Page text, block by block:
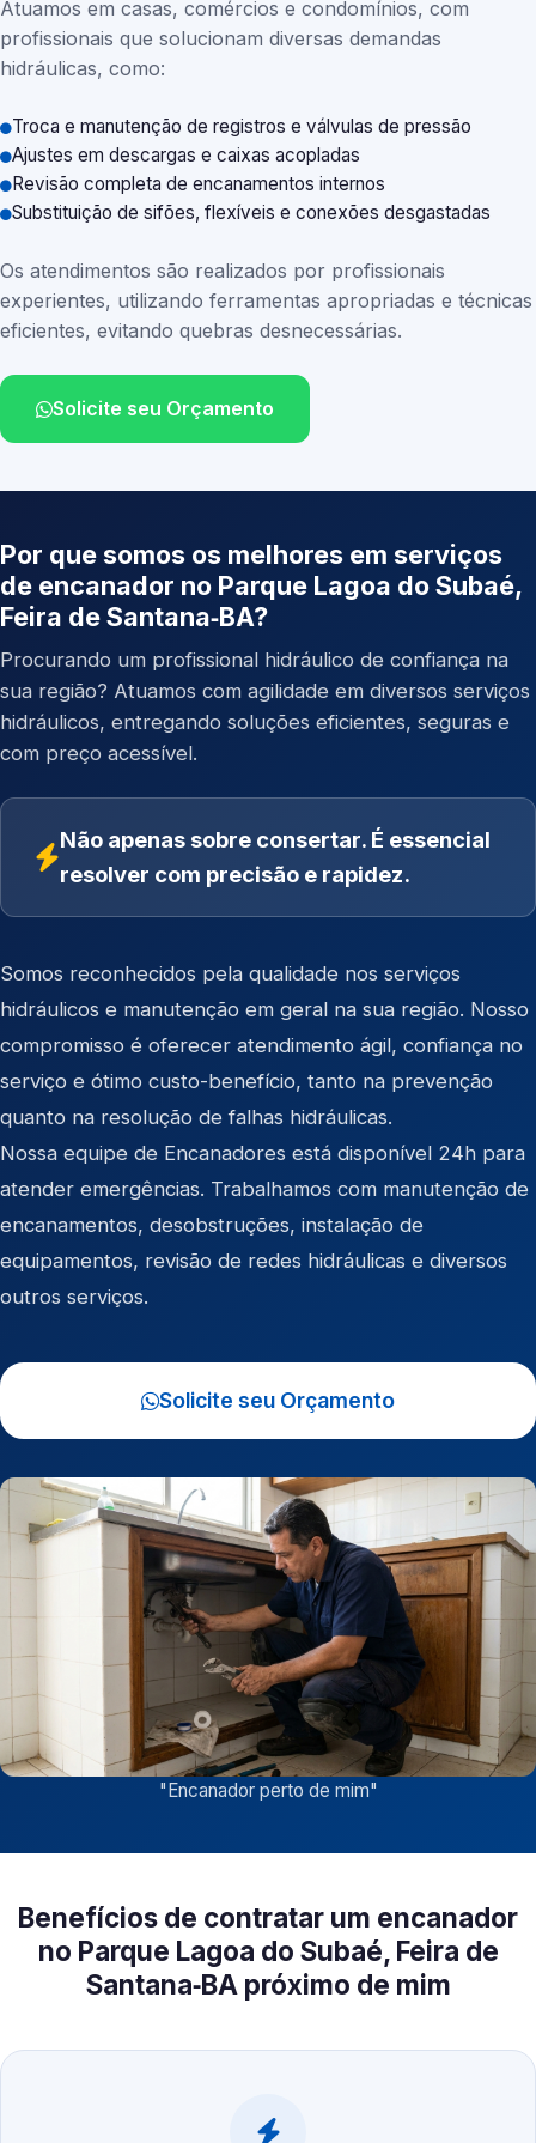
Atuamos em casas, comércios e condomínios, com
profissionais que solucionam diversas demandas
hidráulicas, como:
Troca e manutenção de registros e válvulas de pressão
Ajustes em descargas e caixas acopladas
Revisão completa de encanamentos internos
Substituição de sifões, flexíveis e conexões desgastadas
Os atendimentos são realizados por profissionais
experientes, utilizando ferramentas apropriadas e técnicas
eficientes, evitando quebras desnecessárias.
Solicite seu Orçamento
Por que somos os melhores em serviços
de encanador no Parque Lagoa do Subaé,
Feira de Santana‑BA?
Procurando um profissional hidráulico de confiança na
sua região? Atuamos com agilidade em diversos serviços
hidráulicos, entregando soluções eficientes, seguras e
com preço acessível.
Não apenas sobre consertar. É essencial
resolver com precisão e rapidez.
Somos reconhecidos pela qualidade nos serviços
hidráulicos e manutenção em geral na sua região. Nosso
compromisso é oferecer atendimento ágil, confiança no
serviço e ótimo custo-benefício, tanto na prevenção
quanto na resolução de falhas hidráulicas.
Nossa equipe de Encanadores está disponível 24h para
atender emergências. Trabalhamos com manutenção de
encanamentos, desobstruções, instalação de
equipamentos, revisão de redes hidráulicas e diversos
outros serviços.
Solicite seu Orçamento
"Encanador perto de mim"
Benefícios de contratar um encanador
no Parque Lagoa do Subaé, Feira de
Santana‑BA próximo de mim